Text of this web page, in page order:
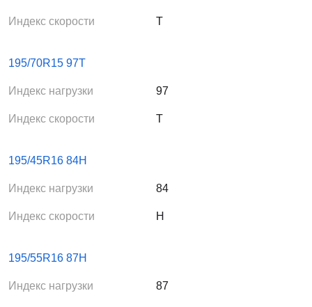
Индекс скорости T
195/70R15 97T
Индекс нагрузки 97
Индекс скорости T
195/45R16 84H
Индекс нагрузки 84
Индекс скорости H
195/55R16 87H
Индекс нагрузки 87